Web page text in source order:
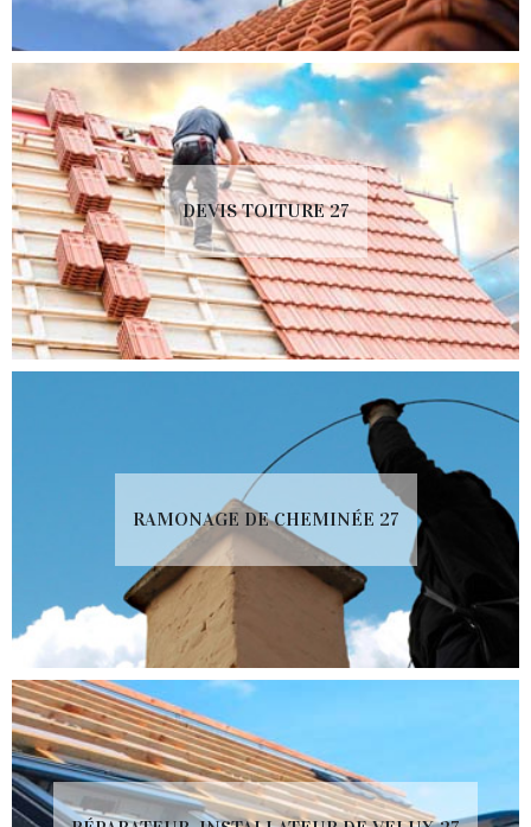
DEVIS TOITURE 27
RAMONAGE DE CHEMINÉE 27